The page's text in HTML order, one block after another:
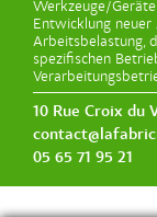
Werkzeuge/
Entwicklung
Arbeitsbelastung,
spezifischen
10 Rue Croix du
05 65 71 95 21